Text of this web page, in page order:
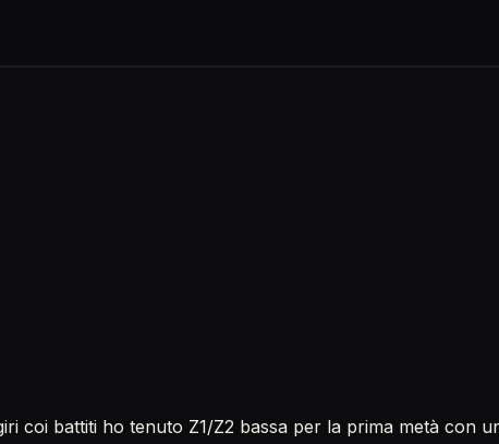
coi battiti ho tenuto Z1/Z2 bassa per la prima metà con